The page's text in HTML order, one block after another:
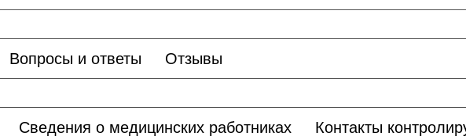
Вопросы и ответы Отзывы
Сведения о медицинских работниках Контакты